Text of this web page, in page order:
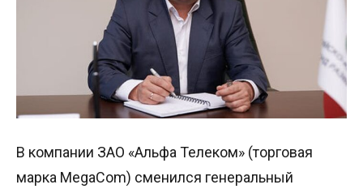
В компании ЗАО «Альфа Телеком» (торговая
марка MegaCom) сменился генеральный